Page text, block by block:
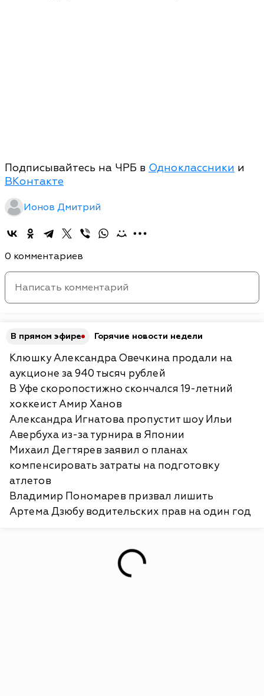
Подписывайтесь на ЧРБ в Одноклассники и
ВКонтакте
Ионов Дмитрий
0 комментариев
В прямом эфире Горячие новости недели
Клюшку Александра Овечкина продали на
аукционе за 940 тысяч рублей
В Уфе скоропостижно скончался 19-летний
хоккеист Амир Ханов
Александра Игнатова пропустит шоу Ильи
Авербуха из-за турнира в Японии
Михаил Дегтярев заявил о планах
компенсировать затраты на подготовку
атлетов
Владимир Пономарев призвал лишить
Артема Дзюбу водительских прав на один год